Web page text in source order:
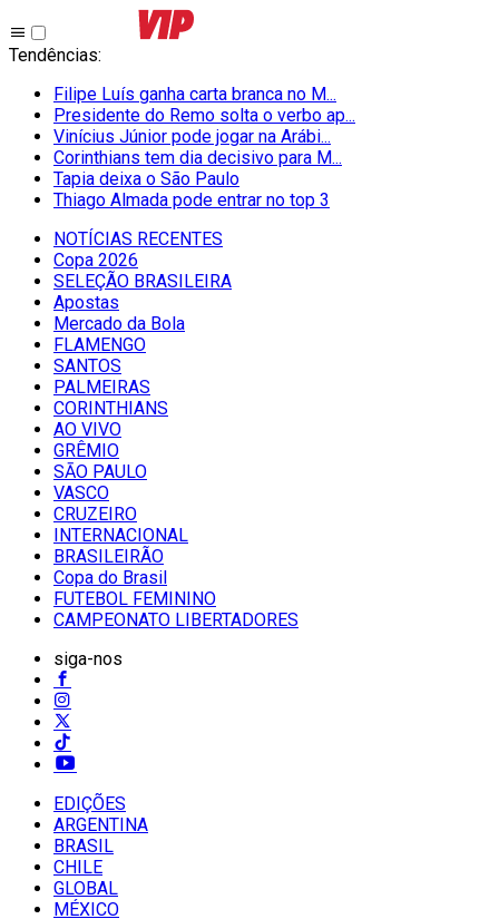
Tendências:
Filipe Luís ganha carta branca no M...
Presidente do Remo solta o verbo ap...
Vinícius Júnior pode jogar na Arábi...
Corinthians tem dia decisivo para M...
Tapia deixa o São Paulo
Thiago Almada pode entrar no top 3
NOTÍCIAS RECENTES
Copa 2026
SELEÇÃO BRASILEIRA
Apostas
Mercado da Bola
FLAMENGO
SANTOS
PALMEIRAS
CORINTHIANS
AO VIVO
GRÊMIO
SĀO PAULO
VASCO
CRUZEIRO
INTERNACIONAL
BRASILEIRÃO
Copa do Brasil
FUTEBOL FEMININO
CAMPEONATO LIBERTADORES
siga-nos
EDIÇÕES
ARGENTINA
BRASIL
CHILE
GLOBAL
MÉXICO